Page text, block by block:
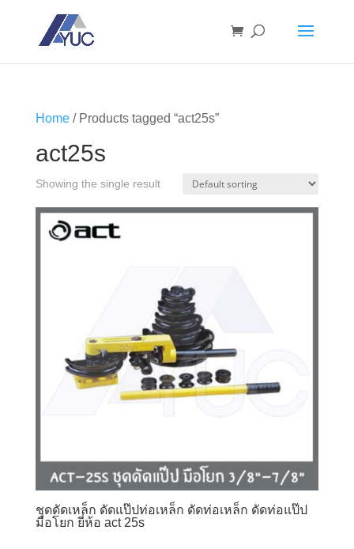
Home/ Products tagged “act25s”
act25s
Showing the single result
ชุดดัดเหล็ก ดัดแป๊ปท่อเหล็ก ดัดท่อเหล็ก ดัดท่อแป๊ป
มือโยก ยี่ห้อ act 25s